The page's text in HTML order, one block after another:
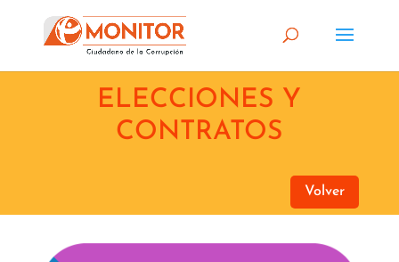
ELECCIONES Y
CONTRATOS
Volver